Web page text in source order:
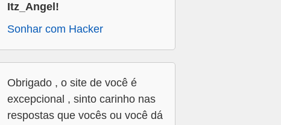
Itz_Angel!
Sonhar com Hacker
Obrigado , o site de você é
excepcional , sinto carinho nas
respostas que vocês ou você dá